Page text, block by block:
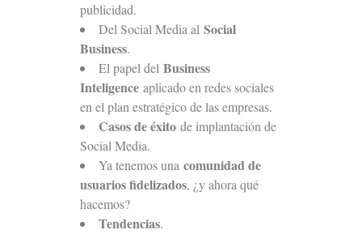
publicidad.
Del Social Media al Social
Business.
El papel del Business
Inteligence aplicado en redes sociales
en el plan estratégico de las empresas.
Casos de éxito de implantación de
Social Media.
Ya tenemos una comunidad de
usuarios fidelizados, ¿y ahora qué
hacemos?
Tendencias.